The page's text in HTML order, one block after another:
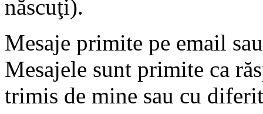
născuţi).
Mesaje primite pe email
Mesajele sunt primite ca
trimis de mine sau cu